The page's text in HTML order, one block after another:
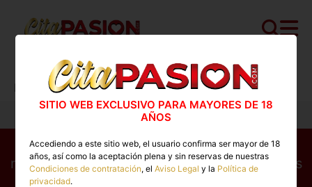
Cita PASION.COM>Travestis> Madrid>
Madrid capital>Valeria
Este perfil no está disponible en este
momento. Conoce otros perfiles disponibles
SITIO WEB EXCLUSIVO PARA MAYORES DE 18
AÑOS
Accediendo a este sitio web, el usuario confirma ser mayor de 18
años, así como la aceptación plena y sin reservas de nuestras
Condiciones de contratación, elAviso Legal y la Política de
privacidad.